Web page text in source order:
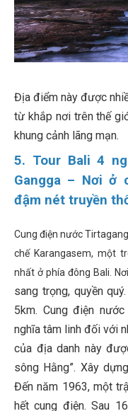
Địa điểm này được
từ khắp nơi trên thế
khung cảnh lãng mạn.
5. Tour Bali 4
Gangga – Nơi ở
đậm nét truyền
Cung điện nước
chế Karangasem, một
nhất ở phía đông Bali.
sang trọng, quyền
5km. Cung điện
nghĩa tâm linh đối với
của địa danh này
sông Hằng”. Xây
Đến năm 1963, một
hết cung điện. Sau